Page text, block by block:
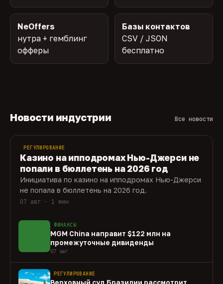
NeOffers
нутра + гемблинг
офферы
Базы контактов
CSV / JSON
бесплатно
Новости индустрии Все новости
РЕГУЛИРОВАНИЕ
Казино на ипподромах Нью-Джерси не
попали в бюллетень на 2026 год
Инициатива по казино на ипподромах Нью-Джерси
не попала в бюллетень на 2026 год.
07 авг · 1 мин
ФИНАНСЫ
MGM China направит $122 млн на
промежуточные дивиденды
07 авг
РЕГУЛИРОВАНИЕ